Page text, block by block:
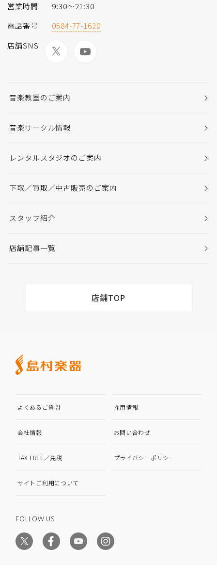
営業時間
9:30～21:30
電話番号
0584-77-1620
店舗SNS
音楽教室のご案内
音楽サークル情報
レンタルスタジオのご案内
下取／買取／中古販売のご案内
スタッフ紹介
店舗記事一覧
店舗TOP
よくあるご質問 採用情報
会社情報 お問い合わせ
TAX FREE／免税 プライバシーポリシー
サイトご利用について
FOLLOW US